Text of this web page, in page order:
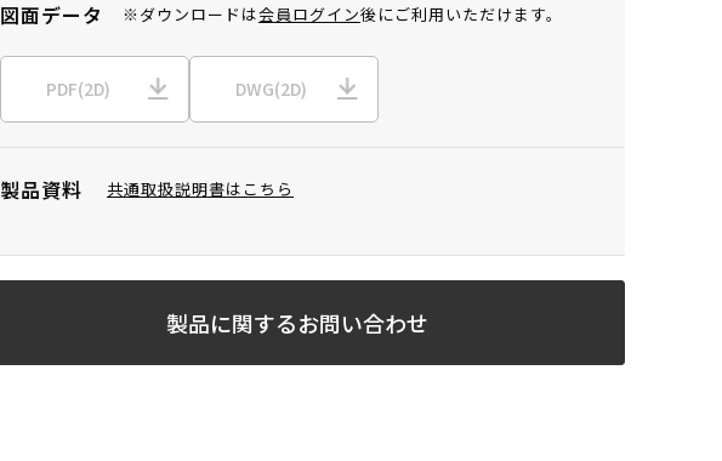
図面データ ※ダウンロードは会員ログイン後にご利用いただけます。
PDF(2D) DWG(2D)
製品資料 共通取扱説明書はこちら
製品に関するお問い合わせ